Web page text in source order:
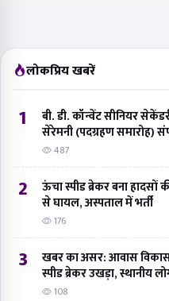
लोकप्रिय खबरें
1
बी. डी. कॉन्वेंट सीनियर
सेरेमनी (पदग्रहण समारोह)
487
2
ऊंचा स्पीड ब्रेकर बना
से घायल, अस्पताल में भर्ती
176
3
खबर का असर: आवास
स्पीड ब्रेकर उखड़ा, स्थानीय
आभार
108